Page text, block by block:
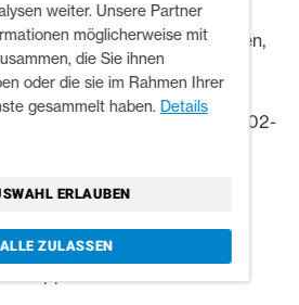
weiter. Unsere Partner
möglicherweise mit
die Sie ihnen
oder die sie im Rahmen Ihrer
gesammelt haben. Details
ERLAUBEN
ALLE ZULASSEN
Rafting-Einsatz
Verstellung zur schnellen,
farbcodierten Gurten für
und kräftigen Farben für
dem neuen ISO 12402-
Schwimmwesten.
auf der Innenseite der
für jede Größe